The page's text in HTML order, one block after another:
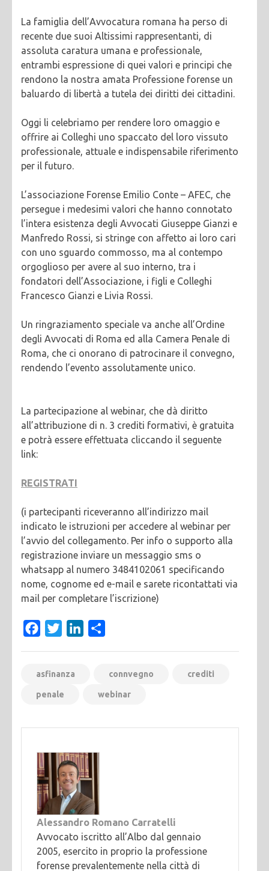
La famiglia dell’Avvocatura romana ha perso di
recente due suoi Altissimi rappresentanti, di
assoluta caratura umana e professionale,
entrambi espressione di quei valori e principi che
rendono la nostra amata Professione forense un
baluardo di libertà a tutela dei diritti dei cittadini.
Oggi li celebriamo per rendere loro omaggio e
offrire ai Colleghi uno spaccato del loro vissuto
professionale, attuale e indispensabile riferimento
per il futuro.
L’associazione Forense Emilio Conte – AFEC, che
persegue i medesimi valori che hanno connotato
l’intera esistenza degli Avvocati Giuseppe Gianzi e
Manfredo Rossi, si stringe con affetto ai loro cari
con uno sguardo commosso, ma al contempo
orgoglioso per avere al suo interno, tra i
fondatori dell’Associazione, i figli e Colleghi
Francesco Gianzi e Livia Rossi.
Un ringraziamento speciale va anche all’Ordine
degli Avvocati di Roma ed alla Camera Penale di
Roma, che ci onorano di patrocinare il convegno,
rendendo l’evento assolutamente unico.
La partecipazione al webinar, che dà diritto
all’attribuzione di n. 3 crediti formativi, è gratuita
e potrà essere effettuata cliccando il seguente
link:
REGISTRATI
(i partecipanti riceveranno all’indirizzo mail
indicato le istruzioni per accedere al webinar per
l’avvio del collegamento. Per info o supporto alla
registrazione inviare un messaggio sms o
whatsapp al numero 3484102061 specificando
nome, cognome ed e-mail e sarete ricontattati via
mail per completare l’iscrizione)
FacebookTwitterLinkedIn
asfinanza connvegno crediti
penale webinar
Alessandro Romano Carratelli
Avvocato iscritto all’Albo dal gennaio
2005, esercito in proprio la professione
forense prevalentemente nella città di